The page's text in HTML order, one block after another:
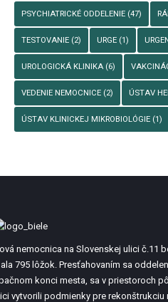
PSYCHIATRICKÉ ODDELENIE (47)
TESTOVANIE (2) URGE (1)
UROLOGICKÁ KLINIKA (6)
VEDENIE NEMOCNICE (2) ÚSTAV
ÚSTAV KLINICKEJ MIKROBIOLÓGIE (1)
nemocnica na Slovenskej ulici č.11
795 lôžok. Presťahovaním sa
konci mesta, sa v priestoroch
vytvorili podmienky pre